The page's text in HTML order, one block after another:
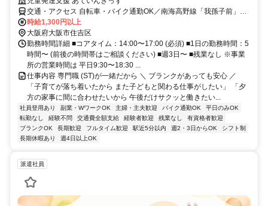
交通・アクセス 自転車・バイク通勤OK／南海高野線「我孫子前」駅
から徒歩2分／JR阪和線「杉本町」駅・「我孫子町」駅から徒歩15分
時給1,300円以上
大阪府大阪市住吉区
勤務時間詳細 ■コアタイム：14:00〜17:00 (必須) ■1日の勤務時間：5
時間〜 (前後の時間帯はご相談ください) ■週3日〜 ■残業なし ※事業
所の営業時間は 平日9:30〜18:30 ...
仕事内容 専門職 (ST)が一緒だから ＼ ブランクがあっても安心 ／
「子育てが落ち着いたから また子どもと関わる仕事がしたい」 「夕
方の家事に間に合わせたいから 午後だけサクッと働きたい...
社員登用あり 副業・WワークOK 主婦・主夫歓迎 バイク通勤OK
平日のみOK
転勤なし
経験不問 交通費全額支給 経験者歓迎 残業なし
有資格者歓迎
ブランクOK
長期歓迎 フルタイム歓迎 駅近5分以内 週2・3日からOK
シフト制
長期休暇あり
週4日以上OK
派遣社員